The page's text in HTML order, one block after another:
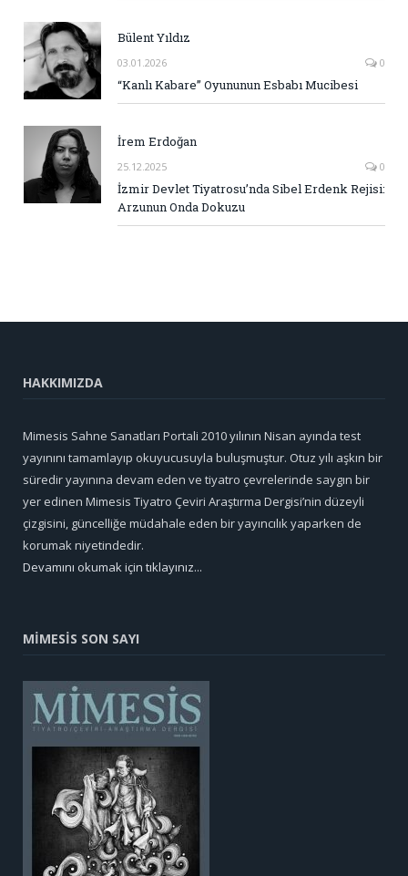
Bülent Yıldız
03.01.2026 0
“Kanlı Kabare” Oyununun Esbabı Mucibesi
İrem Erdoğan
25.12.2025 0
İzmir Devlet Tiyatrosu’nda Sibel Erdenk Rejisi:
Arzunun Onda Dokuzu
HAKKIMIZDA
Mimesis Sahne Sanatları Portali 2010 yılının Nisan ayında test
yayınını tamamlayıp okuyucusuyla buluşmuştur. Otuz yılı aşkın bir
süredir yayınına devam eden ve tiyatro çevrelerinde saygın bir
yer edinen Mimesis Tiyatro Çeviri Araştırma Dergisi’nin düzeyli
çizgisini, güncelliğe müdahale eden bir yayıncılık yaparken de
korumak niyetindedir.
Devamını okumak için tıklayınız...
MİMESİS SON SAYI